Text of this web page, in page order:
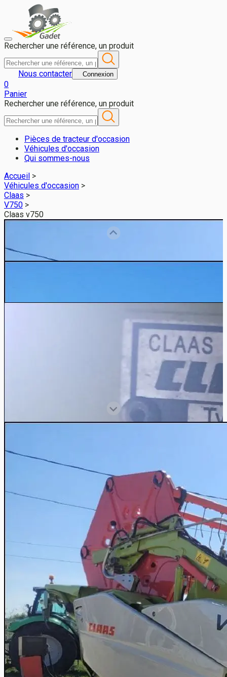
CLAAS V750 d'occasion à vendre - Gadet 49
Rechercher une référence, un produit
Nous contacter Connexion
0
Panier
Rechercher une référence, un produit
Pièces de tracteur d'occasion
Véhicules d'occasion
Qui sommes-nous
Accueil >
Véhicules d'occasion >
Claas >
V750 >
Claas v750